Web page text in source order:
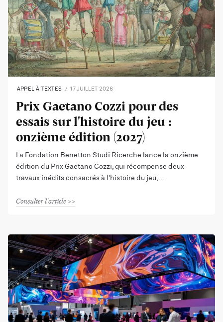
APPEL À TEXTES 17 JUILLET 2026
Prix Gaetano Cozzi pour des
essais sur l'histoire du jeu :
onzième édition (2027)
La Fondation Benetton Studi Ricerche lance la onzième
édition du Prix Gaetano Cozzi, qui récompense deux
travaux inédits consacrés à l'histoire du jeu,
Consulter l'article